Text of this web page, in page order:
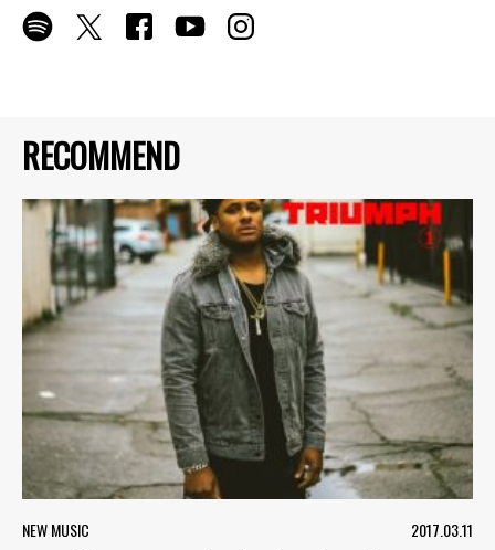
RECOMMEND
NEW MUSIC
2017.03.11